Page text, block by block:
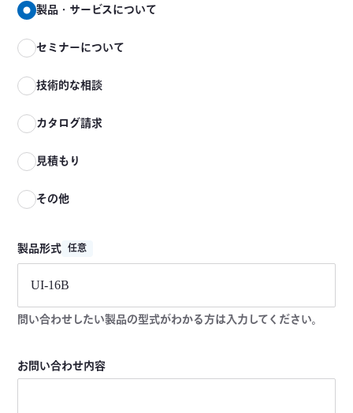
製品・サービスについて
セミナーについて
技術的な相談
カタログ請求
見積もり
その他
製品形式 任意
問い合わせしたい製品の型式がわかる方は入力してください。
お問い合わせ内容